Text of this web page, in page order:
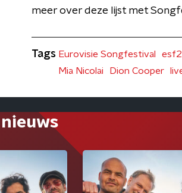
meer over deze lijst met
Tags Eurovisie Songfestival
Mia Nicolai
Dion Cooper